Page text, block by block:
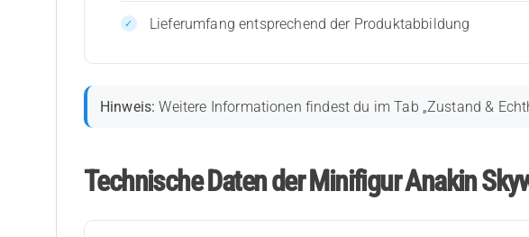
Lieferumfang entsprechend der Produktabbildung
Hinweis: Weitere Informationen findest du im Tab „Zustand &
Technische Daten der Minifigur Anakin